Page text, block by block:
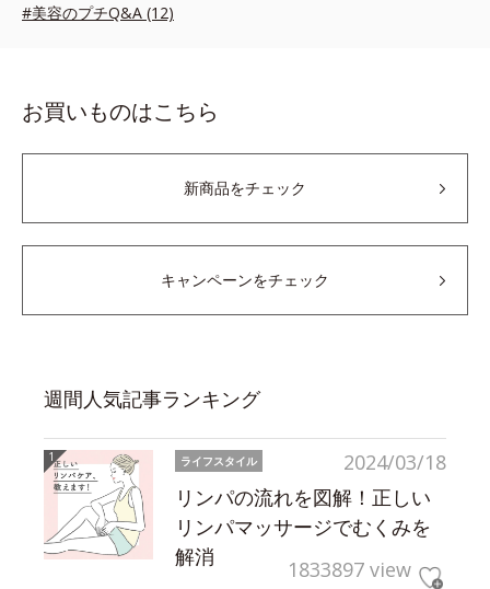
#美容のプチQ&A (12)
お買いものはこちら
新商品をチェック
キャンペーンをチェック
週間人気記事ランキング
2024/03/18
ライフスタイル
リンパの流れを図解！正しい
リンパマッサージでむくみを
解消
1833897 view